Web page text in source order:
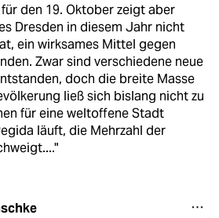
den 19. Oktober zeigt aber
Dresden in diesem Jahr nicht
ein wirksames Mittel gegen
Zwar sind verschiedene neue
doch die breite Masse
ließ sich bislang nicht zu
für eine weltoffene Stadt
läuft, die Mehrzahl der